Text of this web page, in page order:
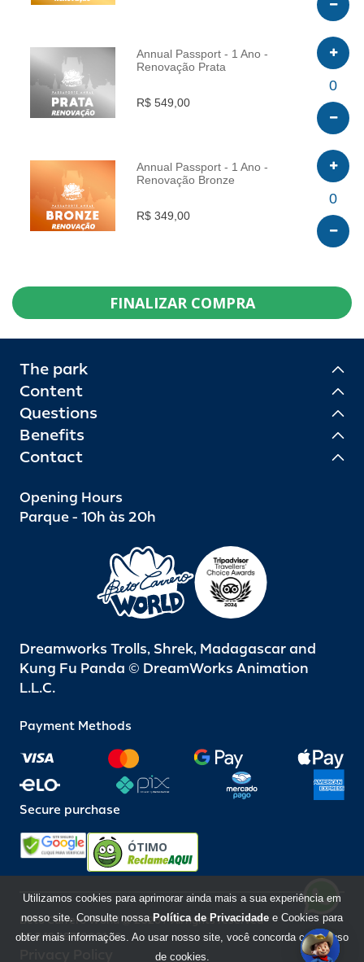
INFO
Annual Passport - 1 Ano -
Renovação Prata
R$ 549,00
0
INFO
Annual Passport - 1 Ano -
Renovação Bronze
R$ 349,00
0
FINALIZAR COMPRA
The park
Content
Questions
Benefits
Contact
Opening Hours
Parque - 10h às 20h
Dreamworks Trolls, Shrek, Madagascar and
Kung Fu Panda © DreamWorks Animation
L.L.C.
Payment Methods
Secure purchase
ÓTIMO
Beto Carrero World @ 2026 / All rights reserved
85.248.987/0001-10
Utilizamos cookies para aprimorar ainda mais a sua experiência em
nosso site. Consulte nossa Política de Privacidade e Cookies para
obter mais informações. Ao usar nosso site, você concorda com o uso
de cookies.